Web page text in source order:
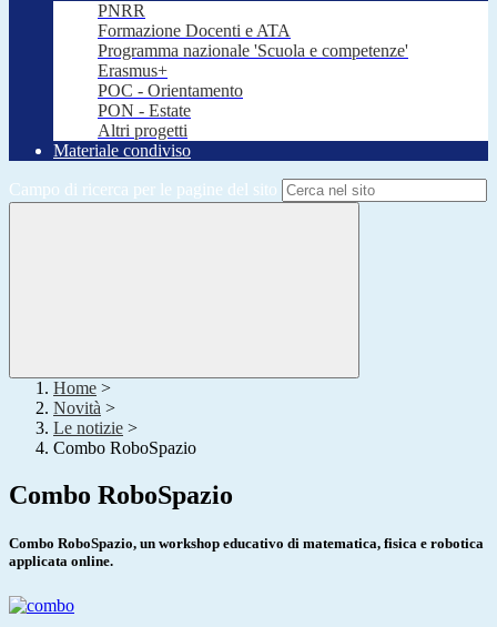
PNRR
Formazione Docenti e ATA
Programma nazionale 'Scuola e competenze'
Erasmus+
POC - Orientamento
PON - Estate
Altri progetti
Materiale condiviso
Campo di ricerca per le pagine del sito
Home >
Novità >
Le notizie >
Combo RoboSpazio
Combo RoboSpazio
Combo RoboSpazio, un workshop educativo di matematica, fisica e robotica
applicata online.